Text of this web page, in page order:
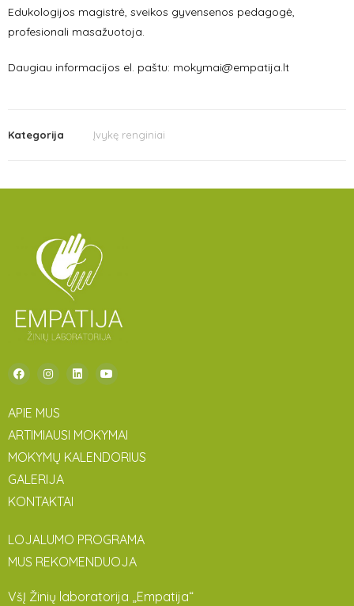
Edukologijos magistrė, sveikos gyvensenos pedagogė,
profesionali masažuotoja.
Daugiau informacijos el. paštu: mokymai@empatija.lt
Kategorija Įvykę renginiai
APIE MUS
ARTIMIAUSI MOKYMAI
MOKYMŲ KALENDORIUS
GALERIJA
KONTAKTAI
LOJALUMO PROGRAMA
MUS REKOMENDUOJA
VšĮ Žinių laboratorija „Empatija“